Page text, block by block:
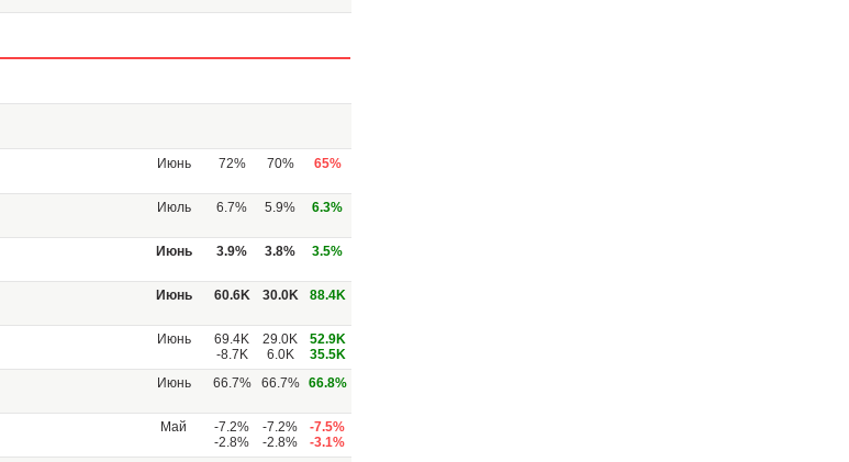
Июнь 72% 70% 65%
Июль 6.7% 5.9% 6.3%
Июнь 3.9% 3.8% 3.5%
Июнь 60.6K 30.0K 88.4K
Июнь
69.4K
-8.7K
29.0K
6.0K
52.9K
35.5K
Июнь 66.7% 66.7% 66.8%
Май
-7.2%
-2.8%
-7.2%
-2.8%
-7.5%
-3.1%